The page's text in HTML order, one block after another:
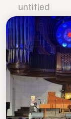
untitled